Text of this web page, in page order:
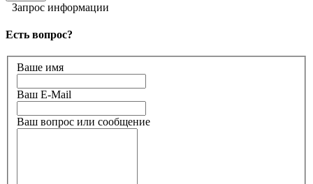
Запрос информации
Есть вопрос?
Ваше имя
Ваш E-Mail
Ваш вопрос или сообщение